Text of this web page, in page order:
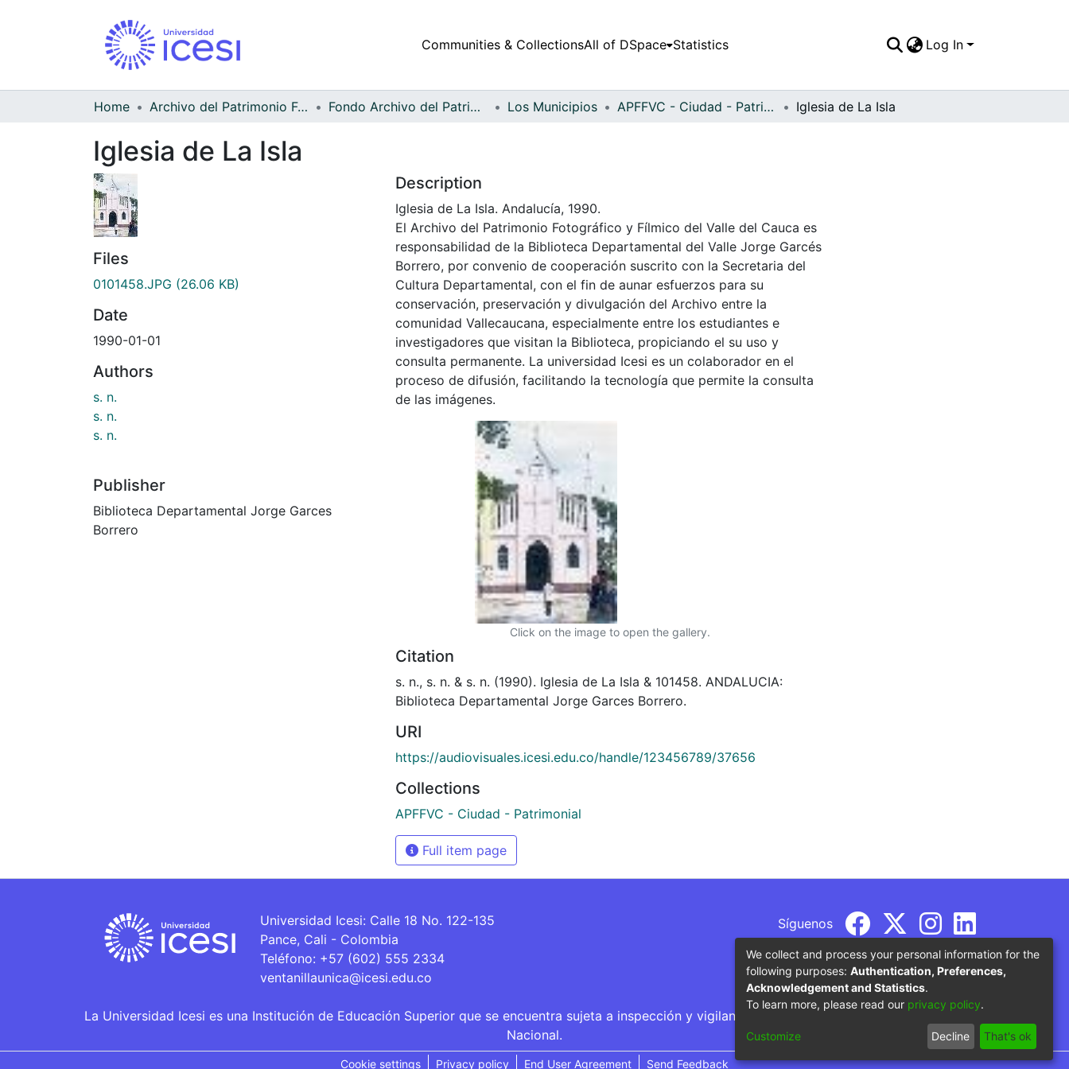
Communities & CollectionsAll of DSpace Statistics Log In
Home Archivo del Patrimonio Fotográfico y Fílmico del Valle del Cauca Fondo Archivo del Patrimonio Fotográfico y Fílmico del Valle del Cauca Los Municipios APFFVC - Ciudad - Patrimonial Iglesia de La Isla
Iglesia de La Isla
Files
0101458.JPG (26.06 KB)
Date
1990-01-01
Authors
s. n.
s. n.
s. n.
Publisher
Biblioteca Departamental Jorge Garces
Borrero
Description
Iglesia de La Isla. Andalucía, 1990.
El Archivo del Patrimonio Fotográfico y Fílmico del Valle del Cauca es
responsabilidad de la Biblioteca Departamental del Valle Jorge Garcés
Borrero, por convenio de cooperación suscrito con la Secretaria del
Cultura Departamental, con el fin de aunar esfuerzos para su
conservación, preservación y divulgación del Archivo entre la
comunidad Vallecaucana, especialmente entre los estudiantes e
investigadores que visitan la Biblioteca, propiciando el su uso y
consulta permanente. La universidad Icesi es un colaborador en el
proceso de difusión, facilitando la tecnología que permite la consulta
de las imágenes.
Click on the image to open the gallery.
Citation
s. n., s. n. & s. n. (1990). Iglesia de La Isla & 101458. ANDALUCIA:
Biblioteca Departamental Jorge Garces Borrero.
URI
https://audiovisuales.icesi.edu.co/handle/123456789/37656
Collections
APFFVC - Ciudad - Patrimonial
Full item page
Universidad Icesi: Calle 18 No. 122-135
Pance, Cali - Colombia
Teléfono: +57 (602) 555 2334
ventanillaunica@icesi.edu.co
Síguenos
La Universidad Icesi es una Institución de Educación Superior que se encuentra sujeta a inspección y vigilancia por parte del Ministerio de Educación
Nacional.
Cookie settings Privacy policy End User Agreement Send Feedback
We collect and process your personal information for the
following purposes: Authentication, Preferences,
Acknowledgement and Statistics.
To learn more, please read our privacy policy.
Customize Decline That's ok